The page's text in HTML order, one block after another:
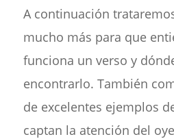
A continuación
mucho más para que
funciona un verso y
encontrarlo. También
de excelentes ejemplos
captan la atención del